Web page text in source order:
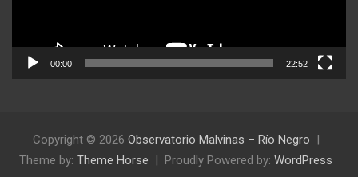
00:00 22:52
Copyright © 2026 Observatorio Malvinas – Río Negro
Theme by: Theme Horse Proudly Powered by: WordPress